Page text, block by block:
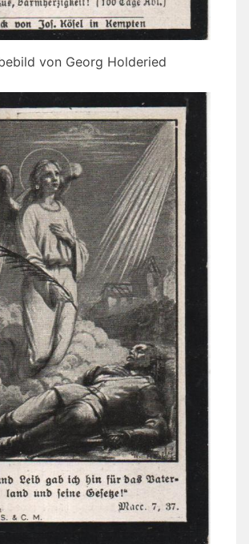
von Georg Holderied